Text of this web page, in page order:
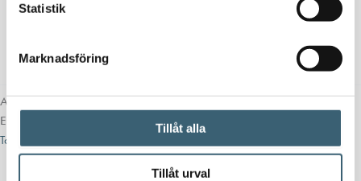
Statistik
Marknadsföring
Tillåt alla
Tillåt urval
Artikelnr:14003 Kategori:Förvaringslådor & sandlådor
Etiketter:
Förråd, Förvaringslåda
Toolbox